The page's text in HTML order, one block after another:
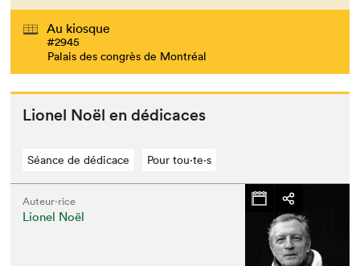
Au kiosque
#2945
Palais des congrès de Montréal
Lionel Noël en dédicaces
Séance de dédicace Pour tou⋅te⋅s
Auteur·rice
Lionel Noël